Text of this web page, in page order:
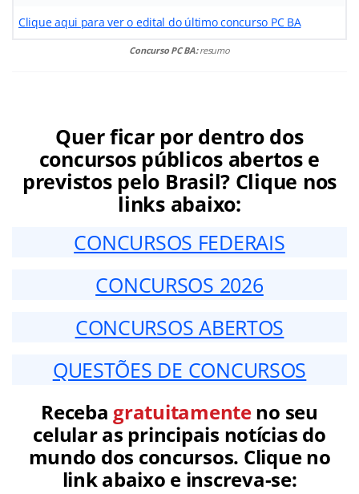
Clique aqui para ver o edital do último concurso PC BA
Concurso PC BA:resumo
Quer ficar por dentro dos
concursos públicos abertos e
previstos pelo Brasil? Clique nos
links abaixo:
CONCURSOS FEDERAIS
CONCURSOS 2026
CONCURSOS ABERTOS
QUESTÕES DE CONCURSOS
Receba gratuitamenteno seu
celular as principais notícias do
mundo dos concursos. Clique no
link abaixo e inscreva-se: